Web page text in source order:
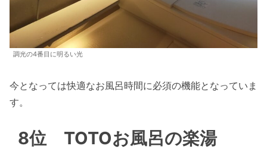
調光の4番目に明るい光
今となっては快適なお風呂時間に必須の機能となっていま
す。
8位 TOTOお風呂の楽湯